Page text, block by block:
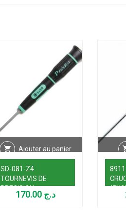
Ajouter au panier
SD-081-Z4
TOURNEVIS DE
PRECISION
د.ج 170.00